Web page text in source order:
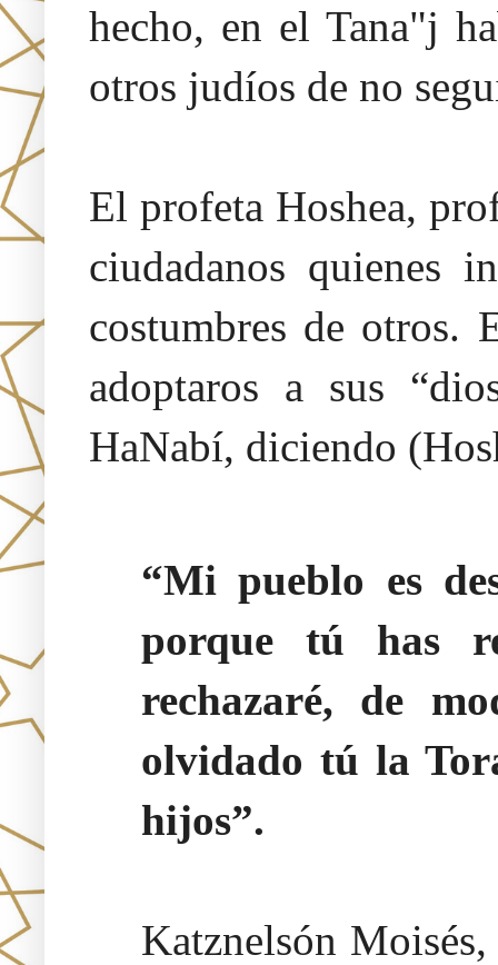
hecho, en el Tana"j
otros judíos de no
El profeta Hoshea,
ciudadanos quienes
costumbres de otros.
adoptaros a sus
HaNabí, diciendo
“Mi pueblo es
porque tú has
rechazaré, de
olvidado tú la
hijos”.
Katznelsón